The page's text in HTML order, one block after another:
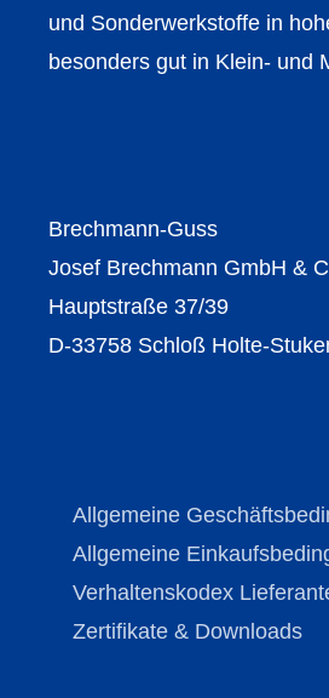
und Sonderwerkstoffe in
besonders gut in Klein- und
Brechmann-Guss
Josef Brechmann GmbH &
Hauptstraße 37/39
D-33758 Schloß Holte-
Allgemeine
Allgemeine
Verhaltenskodex
Zertifikate & Downloads